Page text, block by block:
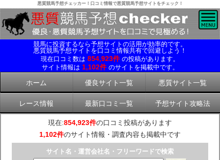
悪質競馬予想チェッカー！口コミ情報で悪質競馬予想サイトをチェック！
競馬に投資するなら予想サイトの活用が効率的です。
悪質競馬予想サイトを口コミ情報共有で回避しよう！
現在口コミ数は 854,923件 の投稿があります。
サイト情報は 1,102件 のサイトを掲載中です。
ホーム 優良サイト一覧 悪質サイト一覧
レース情報 最新口コミ一覧 予想サイト攻略法
現在:854,923件の口コミ投稿があります
1,102件のサイト情報・調査内容も掲載中です
サイト名・運営会社名・フリーワードで検索